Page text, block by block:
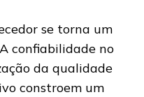
se torna um
confiabilidade no
da qualidade
constroem um